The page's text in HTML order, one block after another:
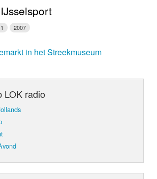
2007
in het Streekmuseum
LOK radio